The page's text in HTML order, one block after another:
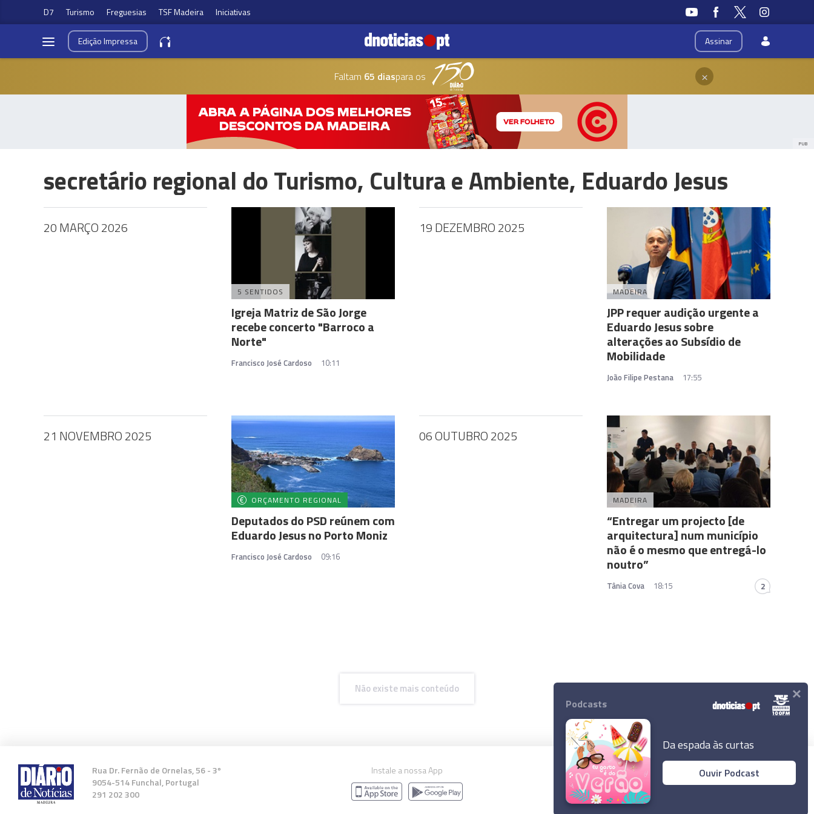
D7 Turismo Freguesias TSF Madeira Iniciativas
Assinar
EdiçãoImpressa
Faltam 65 diaspara os ×
PUB
secretário regional do Turismo, Cultura e Ambiente, Eduardo Jesus
20 MARÇO 2026
5 SENTIDOS
Igreja Matriz de São Jorge
recebe concerto "Barroco a
Norte"
Francisco José Cardoso 10:11
19 DEZEMBRO 2025
MADEIRA
JPP requer audição urgente a
Eduardo Jesus sobre
alterações ao Subsídio de
Mobilidade
João Filipe Pestana 17:55
21 NOVEMBRO 2025
ORÇAMENTO REGIONAL
Deputados do PSD reúnem com
Eduardo Jesus no Porto Moniz
Francisco José Cardoso 09:16
06 OUTUBRO 2025
MADEIRA
“Entregar um projecto [de
arquitectura] num município
não é o mesmo que entregá-lo
noutro”
Tânia Cova 18:15 2
Não existe mais conteúdo
Rua Dr. Fernão de Ornelas, 56 - 3º
9054-514 Funchal, Portugal
291 202 300
Instale a nossa App
© 2026 Empresa Diário de Notícias, Lda.
Podcasts
Da espada às curtas
Ouvir Podcast
×